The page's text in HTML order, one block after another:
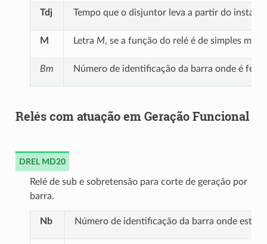
Tdj Tempo que o disjuntor leva a partir do
M Letra M, se a função do relé é de simples
Bm Número de identificação da barra onde é
Relés com atuação em Geração Funcional
DREL MD20
Relé de sub e sobretensão para corte de geração por
barra.
Nb Número de identificação da barra onde está